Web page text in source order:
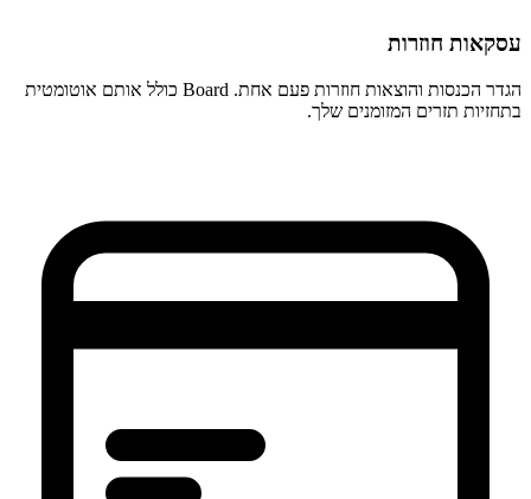
עסקאות חוזרות
הגדר הכנסות והוצאות חוזרות פעם אחת. Board כולל אותם אוטומטית
בתחזיות תזרים המזומנים שלך.